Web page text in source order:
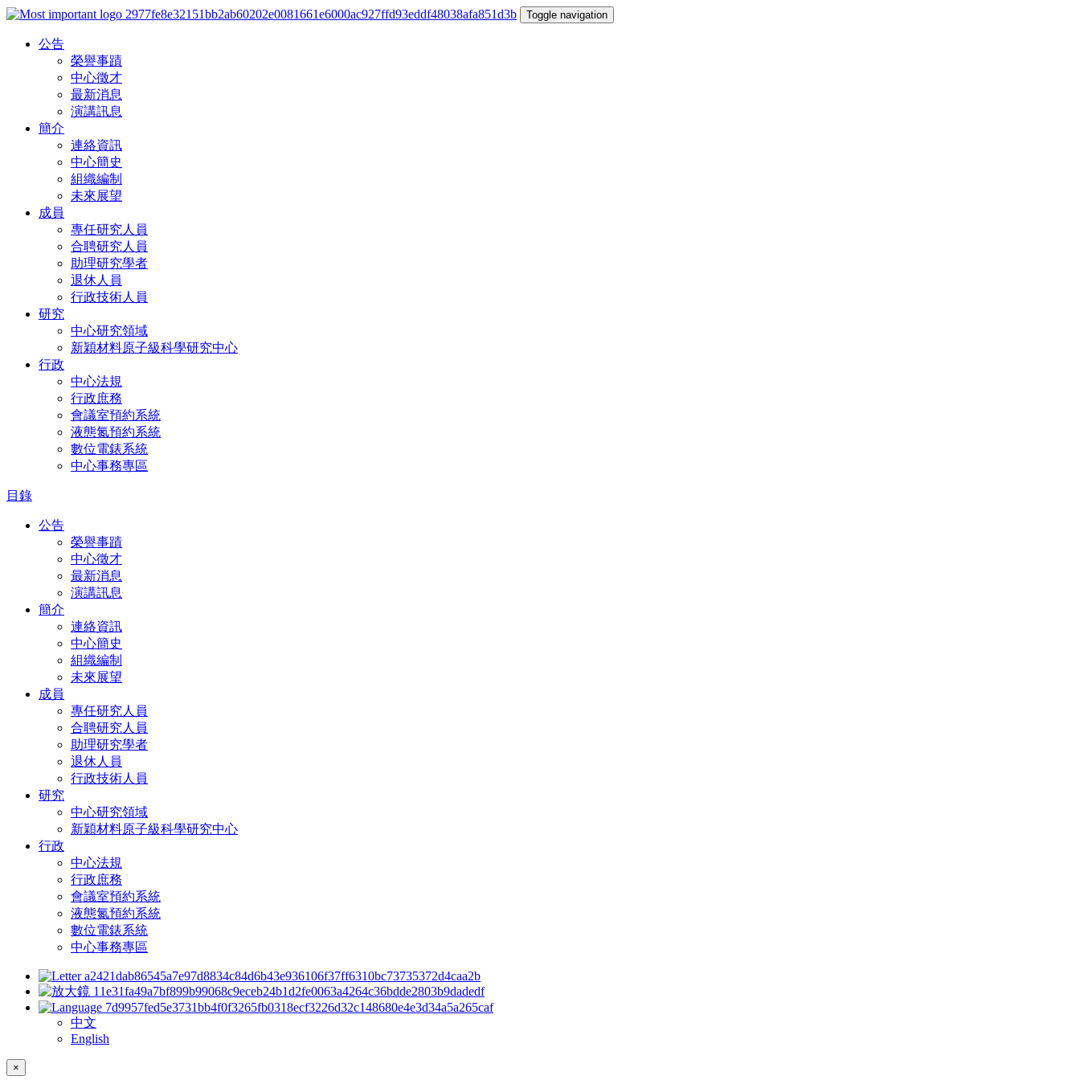
Toggle navigation
公告
榮譽事蹟
中心徵才
最新消息
演講訊息
簡介
連絡資訊
中心簡史
組織編制
未來展望
成員
專任研究人員
合聘研究人員
助理研究學者
退休人員
行政技術人員
研究
中心研究領域
新穎材料原子級科學研究中心
行政
中心法規
行政庶務
會議室預約系統
液態氮預約系統
數位電錶系統
中心事務專區
目錄
公告
榮譽事蹟
中心徵才
最新消息
演講訊息
簡介
連絡資訊
中心簡史
組織編制
未來展望
成員
專任研究人員
合聘研究人員
助理研究學者
退休人員
行政技術人員
研究
中心研究領域
新穎材料原子級科學研究中心
行政
中心法規
行政庶務
會議室預約系統
液態氮預約系統
數位電錶系統
中心事務專區
中文
English
×